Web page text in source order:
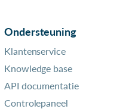
Ondersteuning
Klantenservice
Knowledge base
API documentatie
Controlepaneel